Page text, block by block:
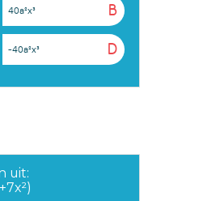
B
40a²x³
D
-40a²x³
uit: